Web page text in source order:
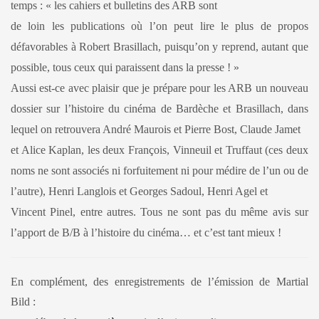
temps : « les cahiers et bulletins des ARB sont
de loin les publications où l’on peut lire le plus de propos
défavorables à Robert Brasillach, puisqu’on y reprend, autant que
possible, tous ceux qui paraissent dans la presse ! »
Aussi est-ce avec plaisir que je prépare pour les ARB un nouveau
dossier sur l’histoire du cinéma de Bardèche et Brasillach, dans
lequel on retrouvera André Maurois et Pierre Bost, Claude Jamet
et Alice Kaplan, les deux François, Vinneuil et Truffaut (ces deux
noms ne sont associés ni forfuitement ni pour médire de l’un ou de
l’autre), Henri Langlois et Georges Sadoul, Henri Agel et
Vincent Pinel, entre autres. Tous ne sont pas du même avis sur
l’apport de B/B à l’histoire du cinéma… et c’est tant mieux !
En complément, des enregistrements de l’émission de Martial
Bild :